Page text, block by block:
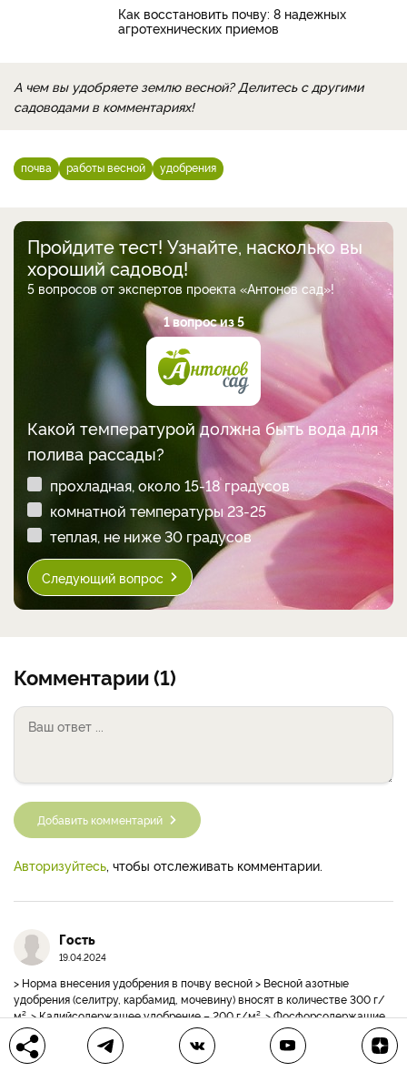
Как восстановить почву: 8 надежных
агротехнических приемов
А чем вы удобряете землю весной? Делитесь с другими
садоводами в комментариях!
почва работы весной удобрения
Пройдите тест! Узнайте, насколько вы
хороший садовод!
5 вопросов от экспертов проекта «Антонов сад»!
1 вопрос из 5
Какой температурой должна быть вода для
полива рассады?
прохладная, около 15-18 градусов
комнатной температуры 23-25
теплая, не ниже 30 градусов
Следующий вопрос
Комментарии (1)
Добавить комментарий
Авторизуйтесь , чтобы отслеживать комментарии.
Гость
19.04.2024
> Норма внесения удобрения в почву весной > Весной азотные
удобрения (селитру, карбамид, мочевину) вносят в количестве 300 г/
м². > Калийсодержащее удобрение – 200 г/м². > Фосфорсодержащие
– 250 г/м². Может лучше сразу слоем в палец толщиной?
Ответить